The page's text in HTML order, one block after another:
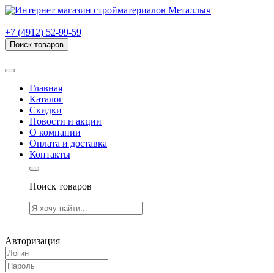
+7 (4912) 52-99-59
Поиск товаров
Главная
Каталог
Скидки
Новости и акции
О компании
Оплата и доставка
Контакты
Поиск товаров
Авторизация